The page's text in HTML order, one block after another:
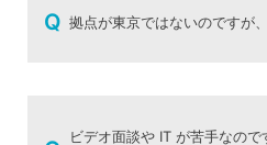
Q 拠点が東京ではないのですが
ビデオ面談や IT が苦手なの